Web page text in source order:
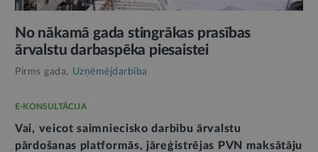
No nākamā gada stingrākas prasības
ārvalstu darbaspēka piesaistei
Pirms gada, Uzņēmējdarbība
E-KONSULTĀCIJA
Vai, veicot saimniecisko darbību ārvalstu
pārdošanas platformās, jāreģistrējas PVN maksātāju